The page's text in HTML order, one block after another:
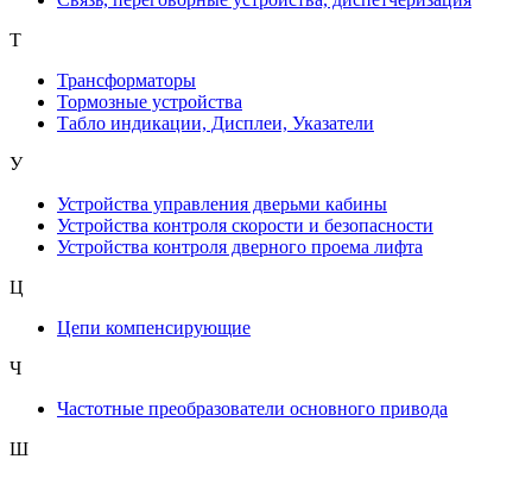
Т
Трансформаторы
Тормозные устройства
Табло индикации, Дисплеи, Указатели
У
Устройства управления дверьми кабины
Устройства контроля скорости и безопасности
Устройства контроля дверного проема лифта
Ц
Цепи компенсирующие
Ч
Частотные преобразователи основного привода
Ш